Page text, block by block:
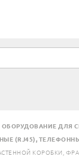
ОБОРУДОВАНИЕ ДЛЯ
(RJ45),
КОРОБКИ,